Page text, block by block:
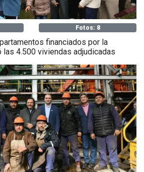
Fotos: 8
financiados por la
las 4.500 viviendas adjudicadas